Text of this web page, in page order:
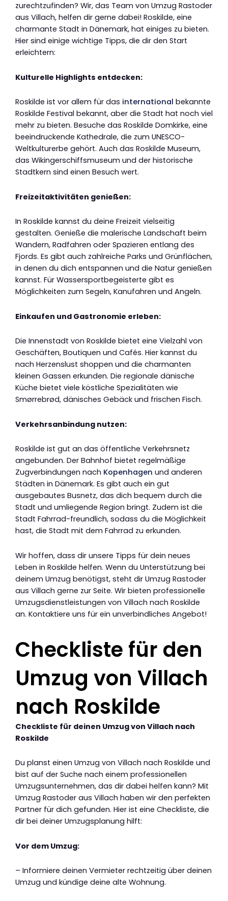
zurechtzufinden? Wir, das Team von Umzug Rastoder
aus Villach, helfen dir gerne dabei! Roskilde, eine
charmante Stadt in Dänemark, hat einiges zu bieten.
Hier sind einige wichtige Tipps, die dir den Start
erleichtern:
Kulturelle Highlights entdecken:
Roskilde ist vor allem für das international bekannte
Roskilde Festival bekannt, aber die Stadt hat noch viel
mehr zu bieten. Besuche das Roskilde Domkirke, eine
beeindruckende Kathedrale, die zum UNESCO-
Weltkulturerbe gehört. Auch das Roskilde Museum,
das Wikingerschiffsmuseum und der historische
Stadtkern sind einen Besuch wert.
Freizeitaktivitäten genießen:
In Roskilde kannst du deine Freizeit vielseitig
gestalten. Genieße die malerische Landschaft beim
Wandern, Radfahren oder Spazieren entlang des
Fjords. Es gibt auch zahlreiche Parks und Grünflächen,
in denen du dich entspannen und die Natur genießen
kannst. Für Wassersportbegeisterte gibt es
Möglichkeiten zum Segeln, Kanufahren und Angeln.
Einkaufen und Gastronomie erleben:
Die Innenstadt von Roskilde bietet eine Vielzahl von
Geschäften, Boutiquen und Cafés. Hier kannst du
nach Herzenslust shoppen und die charmanten
kleinen Gassen erkunden. Die regionale dänische
Küche bietet viele köstliche Spezialitäten wie
Smørrebrød, dänisches Gebäck und frischen Fisch.
Verkehrsanbindung nutzen:
Roskilde ist gut an das öffentliche Verkehrsnetz
angebunden. Der Bahnhof bietet regelmäßige
Zugverbindungen nach Kopenhagen und anderen
Städten in Dänemark. Es gibt auch ein gut
ausgebautes Busnetz, das dich bequem durch die
Stadt und umliegende Region bringt. Zudem ist die
Stadt Fahrrad-freundlich, sodass du die Möglichkeit
hast, die Stadt mit dem Fahrrad zu erkunden.
Wir hoffen, dass dir unsere Tipps für dein neues
Leben in Roskilde helfen. Wenn du Unterstützung bei
deinem Umzug benötigst, steht dir Umzug Rastoder
aus Villach gerne zur Seite. Wir bieten professionelle
Umzugsdienstleistungen von Villach nach Roskilde
an. Kontaktiere uns für ein unverbindliches Angebot!
Checkliste für den
Umzug von Villach
nach Roskilde
Checkliste für deinen Umzug von Villach nach
Roskilde
Du planst einen Umzug von Villach nach Roskilde und
bist auf der Suche nach einem professionellen
Umzugsunternehmen, das dir dabei helfen kann? Mit
Umzug Rastoder aus Villach haben wir den perfekten
Partner für dich gefunden. Hier ist eine Checkliste, die
dir bei deiner Umzugsplanung hilft:
Vor dem Umzug:
– Informiere deinen Vermieter rechtzeitig über deinen
Umzug und kündige deine alte Wohnung.